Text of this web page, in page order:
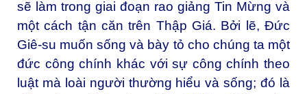
sẽ làm trong giai đoạn rao giảng Tin Mừng và
một cách tận căn trên Thập Giá. Bởi lẽ, Đức
Giê-su muốn sống và bày tỏ cho chúng ta một
đức công chính khác với sự công chính theo
luật mà loài người thường hiểu và sống; đó là